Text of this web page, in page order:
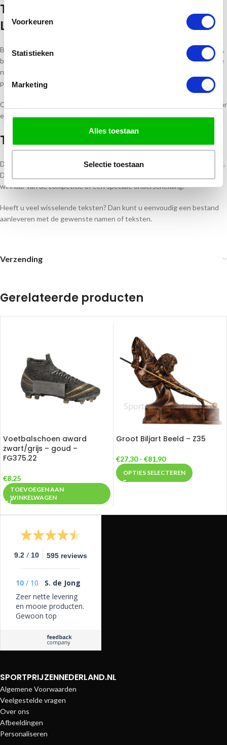
Voorkeuren
Statistieken
Marketing
Alles toestaan
Selectie toestaan
Tennis Prijzen Direct uit Voorraad
Leverbaar
Bij Sportprijzen Nederland
bestelt u eenvoudig tennis prijzen, trofeeën,
bekers en medailles voor iedere competitie of evenement. Dankzij onze
ruime voorraad kunnen wij snel leveren. Bovendien verzorgen wij het
personaliseren volledig in eigen huis.
Combineer deze tennis trofee met bijpassende medailles of bekers voor
een complete en professionele prijsuitreiking.
Tennis Trofee Personaliseren
Deze tennis trofee is eenvoudig te voorzien van een persoonlijke tekst.
Denk bijvoorbeeld aan de naam van het toernooi, datum, clubnaam,
winnaar van de competitie of een speciale onderscheiding.
Heeft u veel wisselende teksten? Dan kunt u eenvoudig een bestand
aanleveren met de gewenste namen of teksten.
Verzending
Gerelateerde producten
Voetbalschoen award
zwart/grijs – goud –
FG375.22
€8,25
TOEVOEGEN AAN
WINKELWAGEN
Groot Biljart Beeld – Z35
€27,30 - €81,90
OPTIES SELECTEREN
9.2 / 10 595 reviews
10 / 10
S. de Jong
Zeer nette levering
en mooie producten.
Gewoon top
SPORTPRIJZENNEDERLAND.NL
Algemene Voorwaarden
Veelgestelde vragen
Over ons
Afbeeldingen
Personaliseren